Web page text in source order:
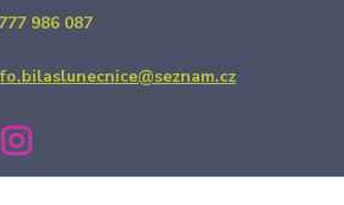
986 087